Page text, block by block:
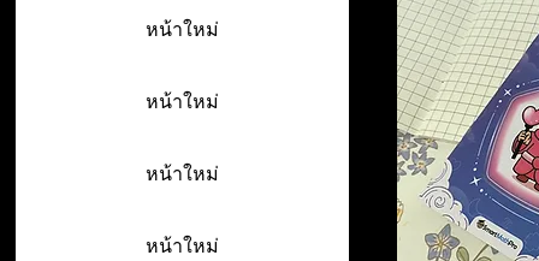
หน้าใหม่
หน้าใหม่
หน้าใหม่
หน้าใหม่